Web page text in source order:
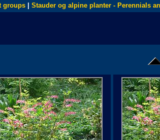
groups Stauder og alpine planter - Perennials